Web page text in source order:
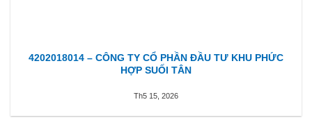
4202018014 – CÔNG TY CỔ PHẦN ĐẦU TƯ KHU PHỨC
HỢP SUỐI TÂN
Th5 15, 2026